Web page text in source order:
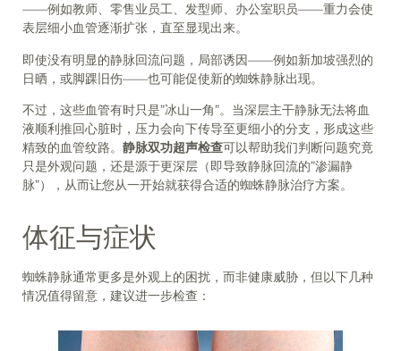
——例如教师、零售业员工、发型师、办公室职员——重力会使
表层细小血管逐渐扩张，直至显现出来。
即使没有明显的静脉回流问题，局部诱因——例如新加坡强烈的
日晒，或脚踝旧伤——也可能促使新的蜘蛛静脉出现。
不过，这些血管有时只是”冰山一角”。当深层主干静脉无法将血
液顺利推回心脏时，压力会向下传导至更细小的分支，形成这些
精致的血管纹路。 静脉双功超声检查可以帮助我们判断问题究竟
只是外观问题，还是源于更深层（即导致静脉回流的”渗漏静
脉”），从而让您从一开始就获得合适的蜘蛛静脉治疗方案。
体征与症状
蜘蛛静脉通常更多是外观上的困扰，而非健康威胁，但以下几种
情况值得留意，建议进一步检查：